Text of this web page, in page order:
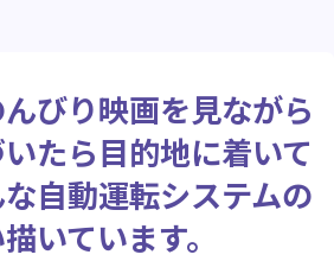
んびり映画を見ながら
たら目的地に着いて
自動運転システムの
いています。